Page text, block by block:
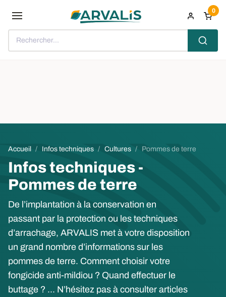
Rechercher...
0
Fil d'Ariane
Accueil Infos techniques Cultures Pommes de terre
Infos techniques -
Pommes de terre
De l’implantation à la conservation en
passant par la protection ou les techniques
d’arrachage, ARVALIS met à votre disposition
un grand nombre d’informations sur les
pommes de terre. Comment choisir votre
fongicide anti-mildiou ? Quand effectuer le
buttage ? ... N’hésitez pas à consulter articles